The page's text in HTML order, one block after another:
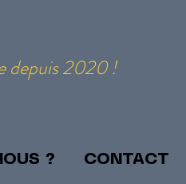
depuis 2020 !
? CONTACT